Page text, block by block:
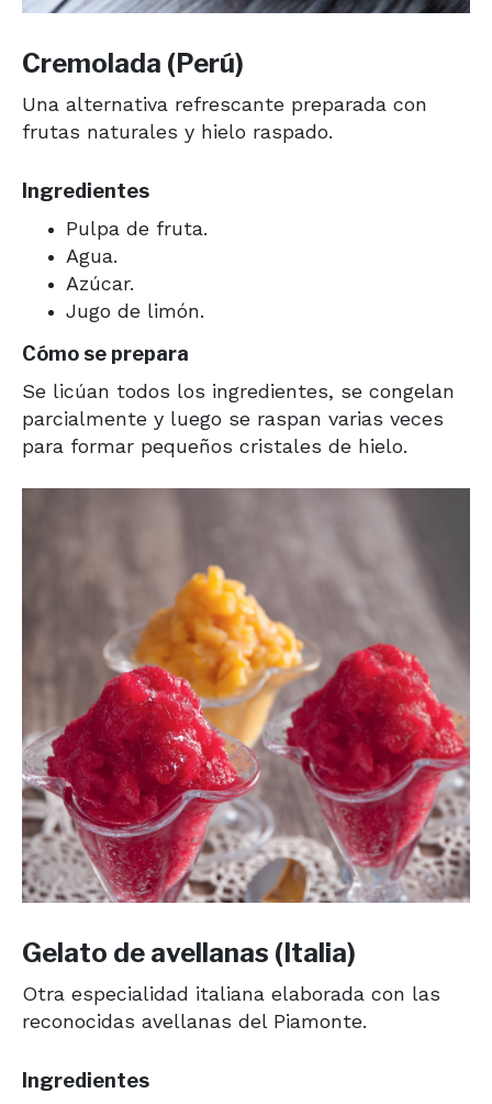
Cremolada (Perú)
Una alternativa refrescante preparada con
frutas naturales y hielo raspado.
Ingredientes
Pulpa de fruta.
Agua.
Azúcar.
Jugo de limón.
Cómo se prepara
Se licúan todos los ingredientes, se congelan
parcialmente y luego se raspan varias veces
para formar pequeños cristales de hielo.
Gelato de avellanas (Italia)
Otra especialidad italiana elaborada con las
reconocidas avellanas del Piamonte.
Ingredientes